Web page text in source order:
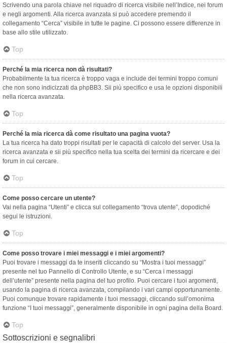
Scrivendo una parola chiave nel riquadro di ricerca visibile nell’Indice, nei forum
e negli argomenti. Alla ricerca avanzata si può accedere premendo il
collegamento “Cerca” visibile in tutte le pagine. Ci possono essere differenze in
base allo stile utilizzato.
Top
Perché la mia ricerca non dà risultati?
Probabilmente la tua ricerca è troppo vaga e include dei termini troppo comuni
che non sono indicizzati da phpBB3. Sii più specifico e usa le opzioni disponibili
nella ricerca avanzata.
Top
Perché la mia ricerca dà come risultato una pagina vuota?
La tua ricerca ha dato troppi risultati per le capacità di calcolo del server. Usa la
ricerca avanzata e sii più specifico nella tua scelta dei termini da ricercare e dei
forum in cui cercare.
Top
Come posso cercare un utente?
Vai nella pagina “Utenti” e clicca sul collegamento “trova utente”, dopodiché
segui le istruzioni.
Top
Come posso trovare i miei messaggi e i miei argomenti?
Puoi trovare i messaggi da te inseriti cliccando su “Mostra i tuoi messaggi”
presente nel tuo Pannello di Controllo Utente, e su “Cerca i messaggi
dell’utente” presente nella pagina del tuo profilo. Puoi cercare i tuoi argomenti,
usando la pagina di ricerca avanzata, compilando i vari campi opportunamente.
Puoi comunque trovare rapidamente i tuoi messaggi, cliccando sull’omonima
funzione “I tuoi messaggi”, generalmente disponibile in ogni pagina della Board.
Top
Sottoscrizioni e segnalibri